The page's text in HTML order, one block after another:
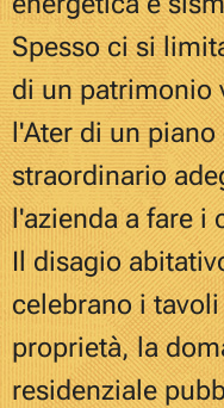
Spesso ci si
di un patrimonio
l'Ater di un
straordinario
l'azienda a fare i
Il disagio
celebrano i
proprietà, la
residenziale